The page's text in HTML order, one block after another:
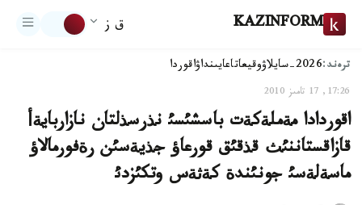
KAZINFORM ق ز
ترەند:2026-سايلاۋ وقيعاتاعايىنداۋاقوردا
17:26, 17 تامىز 2010
اقوردادا مةملةكةت باسشئسئ نذرسذلتان نازاربايةأ
قازاقستاننئث قذقئق قورعاؤ جذيةسئن رةفورمالاؤ
ماسةلةسئ جونئندة كةثةس وتكئزدئ